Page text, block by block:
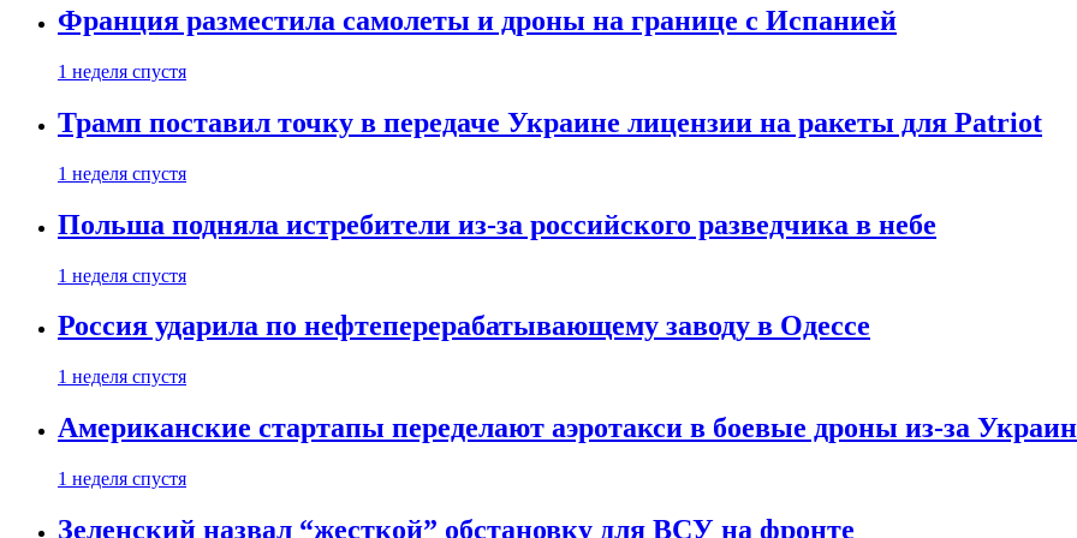
Франция разместила самолеты и дроны на границе с Испанией
1 неделя спустя
Трамп поставил точку в передаче Украине лицензии на ракеты для Patriot
1 неделя спустя
Польша подняла истребители из-за российского разведчика в небе
1 неделя спустя
Россия ударила по нефтеперерабатывающему заводу в Одессе
1 неделя спустя
Американские стартапы переделают аэротакси в боевые дроны из-за
1 неделя спустя
Зеленский назвал “жесткой” обстановку для ВСУ на фронте